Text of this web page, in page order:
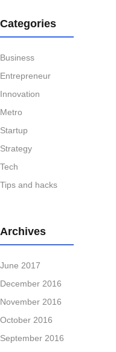
Categories
Business
Entrepreneur
Innovation
Metro
Startup
Strategy
Tech
Tips and hacks
Archives
June 2017
December 2016
November 2016
October 2016
September 2016